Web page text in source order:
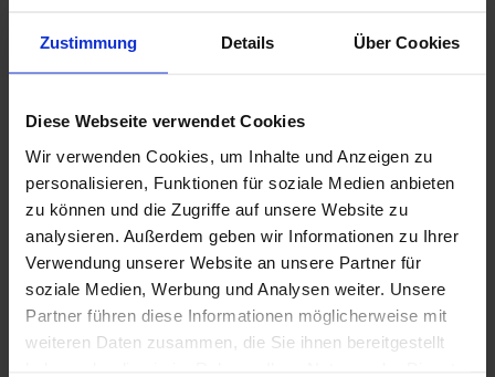
Zustimmung Details Über Cookies
Diese Webseite verwendet Cookies
Wir verwenden Cookies, um Inhalte und Anzeigen zu
personalisieren, Funktionen für soziale Medien anbieten
zu können und die Zugriffe auf unsere Website zu
analysieren. Außerdem geben wir Informationen zu Ihrer
Verwendung unserer Website an unsere Partner für
soziale Medien, Werbung und Analysen weiter. Unsere
Partner führen diese Informationen möglicherweise mit
weiteren Daten zusammen, die Sie ihnen bereitgestellt
Hohe Gesellschaftliche Akzeptanz für
CCUS-Projekte
Neben der Regulierung trägt vor allem die hohe
gesellschaftliche Akzeptanz maßgeblich zur
Vorreiterrolle Kanadas bei. Alberta blickt auf eine
lange Tradition in der Erdgas-, Erdöl- und
Bergbauindustrie zurück – eine Industrie, die bis
heute aktiv ist und die Region prägt. Dadurch
steht umfangreiches technisches Know-how –